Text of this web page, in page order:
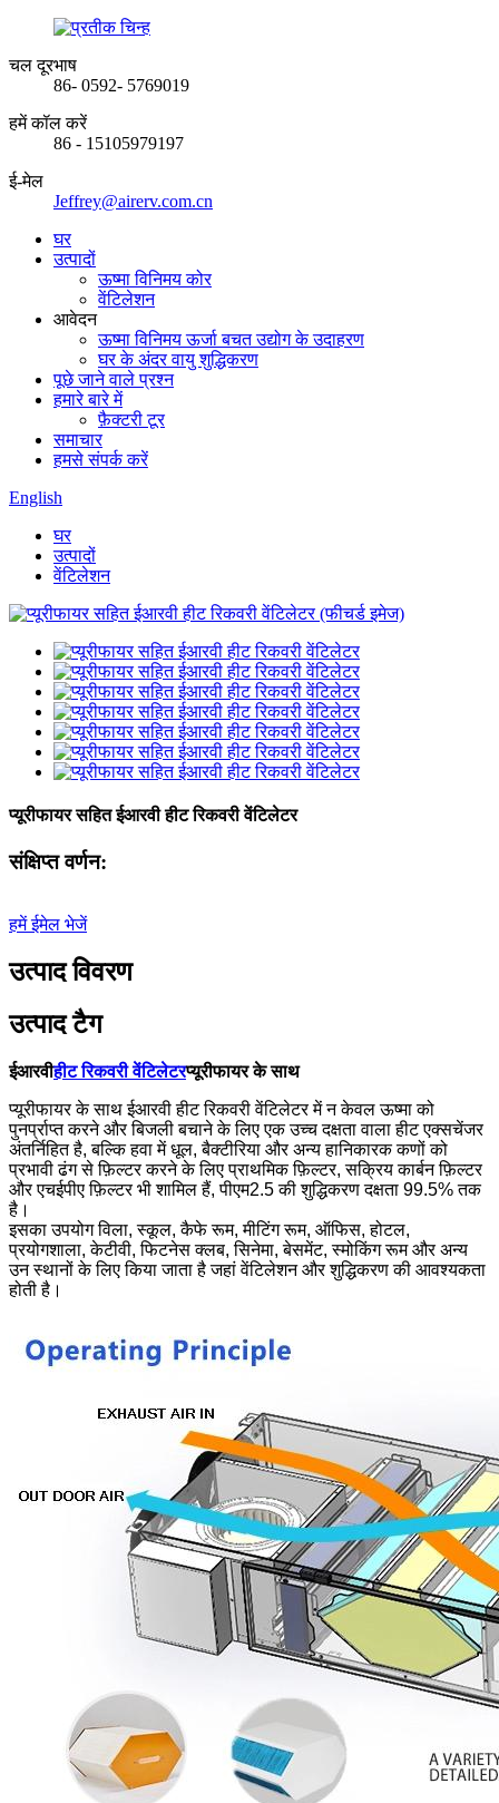
चल दूरभाष
86- 0592- 5769019
हमें कॉल करें
86 - 15105979197
ई-मेल
Jeffrey@airerv.com.cn
घर
उत्पादों
ऊष्मा विनिमय कोर
वेंटिलेशन
आवेदन
ऊष्मा विनिमय ऊर्जा बचत उद्योग के उदाहरण
घर के अंदर वायु शुद्धिकरण
पूछे जाने वाले प्रश्न
हमारे बारे में
फ़ैक्टरी टूर
समाचार
हमसे संपर्क करें
English
घर
उत्पादों
वेंटिलेशन
प्यूरीफायर सहित ईआरवी हीट रिकवरी वेंटिलेटर
संक्षिप्त वर्णन:
हमें ईमेल भेजें
उत्पाद विवरण
उत्पाद टैग
ईआरवीहीट रिकवरी वेंटिलेटरप्यूरीफायर के साथ
प्यूरीफायर के साथ ईआरवी हीट रिकवरी वेंटिलेटर में न केवल ऊष्मा को
पुनर्प्राप्त करने और बिजली बचाने के लिए एक उच्च दक्षता वाला हीट एक्सचेंजर
अंतर्निहित है, बल्कि हवा में धूल, बैक्टीरिया और अन्य हानिकारक कणों को
प्रभावी ढंग से फ़िल्टर करने के लिए प्राथमिक फ़िल्टर, सक्रिय कार्बन फ़िल्टर
और एचईपीए फ़िल्टर भी शामिल हैं, पीएम2.5 की शुद्धिकरण दक्षता 99.5% तक
है।
इसका उपयोग विला, स्कूल, कैफे रूम, मीटिंग रूम, ऑफिस, होटल,
प्रयोगशाला, केटीवी, फिटनेस क्लब, सिनेमा, बेसमेंट, स्मोकिंग रूम और अन्य
उन स्थानों के लिए किया जाता है जहां वेंटिलेशन और शुद्धिकरण की आवश्यकता
होती है।